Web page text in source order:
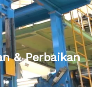
& Perbaikan